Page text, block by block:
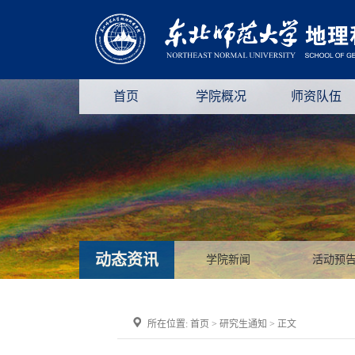
首页 学院概况 师资队伍
动态资讯 学院新闻 活动预
所在位置: 首页 > 研究生通知 > 正文